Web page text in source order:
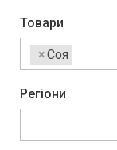
Товари
×Соя
Регіони